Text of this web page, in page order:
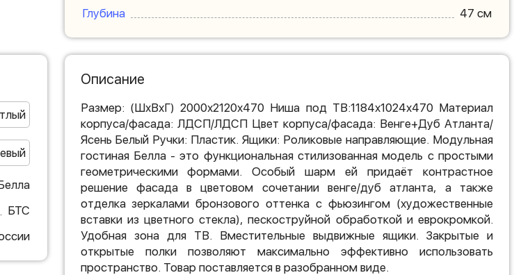
Глубина
47 см
БТС
Описание
Размер: (ШхВхГ) 2000х2120х470 Ниша под ТВ:1184х1024х470 Материал
корпуса/фасада: ЛДСП/ЛДСП Цвет корпуса/фасада: Венге+Дуб Атланта/
Ясень Белый Ручки: Пластик. Ящики: Роликовые направляющие. Модульная
гостиная Белла - это функциональная стилизованная модель с простыми
геометрическими формами. Особый шарм ей придаёт контрастное
решение фасада в цветовом сочетании венге/дуб атланта, а также
отделка зеркалами бронзового оттенка с фьюзингом (художественные
вставки из цветного стекла), пескоструйной обработкой и еврокромкой.
Удобная зона для ТВ. Вместительные выдвижные ящики. Закрытые и
открытые полки позволяют максимально эффективно использовать
пространство. Товар поставляется в разобранном виде.